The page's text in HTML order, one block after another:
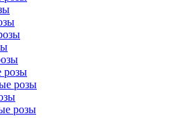
розы
розы
розы